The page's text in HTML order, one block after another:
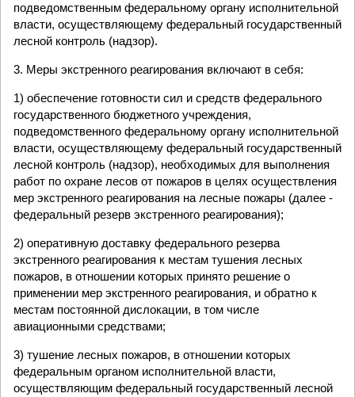
подведомственным федеральному органу исполнительной
власти, осуществляющему федеральный государственный
лесной контроль (надзор).
3. Меры экстренного реагирования включают в себя:
1) обеспечение готовности сил и средств федерального
государственного бюджетного учреждения,
подведомственного федеральному органу исполнительной
власти, осуществляющему федеральный государственный
лесной контроль (надзор), необходимых для выполнения
работ по охране лесов от пожаров в целях осуществления
мер экстренного реагирования на лесные пожары (далее -
федеральный резерв экстренного реагирования);
2) оперативную доставку федерального резерва
экстренного реагирования к местам тушения лесных
пожаров, в отношении которых принято решение о
применении мер экстренного реагирования, и обратно к
местам постоянной дислокации, в том числе
авиационными средствами;
3) тушение лесных пожаров, в отношении которых
федеральным органом исполнительной власти,
осуществляющим федеральный государственный лесной